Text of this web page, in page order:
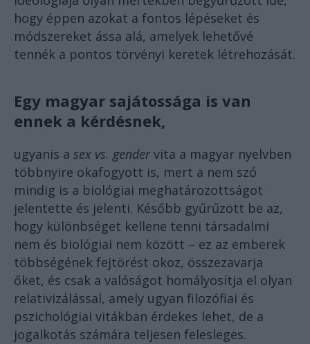
hogy éppen azokat a fontos lépéseket és
módszereket ássa alá, amelyek lehetővé
tennék a pontos törvényi keretek létrehozását.
Egy magyar sajátossága is van
ennek a kérdésnek,
ugyanis a sex vs. gendervita a magyar nyelvben
többnyire okafogyott is, mert a nem szó
mindig is a biológiai meghatározottságot
jelentette és jelenti. Később gyűrűzött be az,
hogy különbséget kellene tenni társadalmi
nem és biológiai nem között – ez az emberek
többségének fejtörést okoz, összezavarja
őket, és csak a valóságot homályosítja el olyan
relativizálással, amely ugyan filozófiai és
pszichológiai vitákban érdekes lehet, de a
jogalkotás számára teljesen felesleges.